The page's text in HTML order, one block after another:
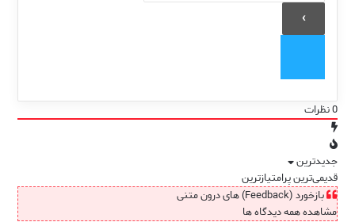
0نظرات
جدیدترین
قدیمی‌ترینپرامتیازترین
بازخورد (Feedback) های درون متنی
مشاهده همه دیدگاه ها